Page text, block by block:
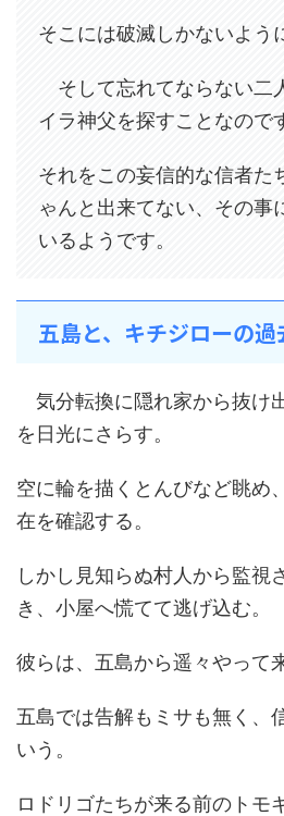
そこには破滅しかないよう
そして忘れてならない二
イラ神父を探すことなので
それをこの妄信的な信者た
ゃんと出来てない、その事
いるようです。
五島と、キチジローの
気分転換に隠れ家から抜け
を日光にさらす。
空に輪を描くとんびなど眺め
在を確認する。
しかし見知らぬ村人から監視
き、小屋へ慌てて逃げ込む。
彼らは、五島から遥々やって
五島では告解もミサも無く、
いう。
ロドリゴたちが来る前のトモ